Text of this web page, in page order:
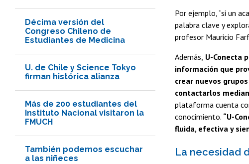
Décima versión del
Congreso Chileno de
Estudiantes de Medicina
U. de Chile y Science Tokyo
firman histórica alianza
Más de 200 estudiantes del
Instituto Nacional visitaron la
FMUCH
También podemos escuchar
a las niñeces
Por ejemplo, “si un
palabra clave y
profesor Mauricio
Además, U-Conecta
información que
crear nuevos
contactarlos
plataforma cuenta
conocimiento. “U-
fluida, efectiva y
La necesidad